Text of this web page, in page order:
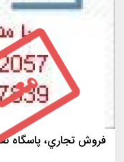
فروش تجاري، پاسگاه